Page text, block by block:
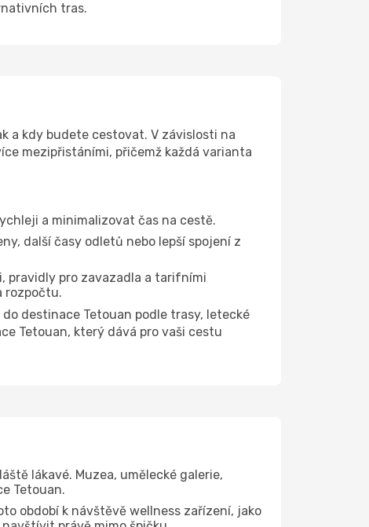
tras.
a kdy budete cestovat. V závislosti na
mezipřistáními, přičemž každá varianta
a minimalizovat čas na cestě.
další časy odletů nebo lepší spojení z
pravidly pro zavazadla a tarifními
rozpočtu.
destinace Tetouan podle trasy, letecké
Tetouan, který dává pro vaši cestu
lákavé. Muzea, umělecké galerie,
Tetouan.
období k návštěvě wellness zařízení, jako